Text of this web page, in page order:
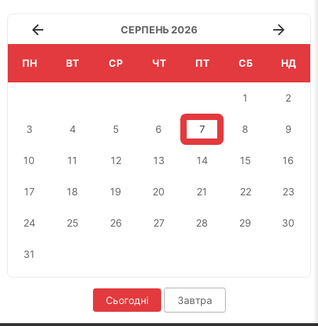
СЕРПЕНЬ 2026
ПН ВТ СР ЧТ ПТ СБ НД
1 2
3 4 5 6 7 8 9
10 11 12 13 14 15 16
17 18 19 20 21 22 23
24 25 26 27 28 29 30
31
Сьогодні Завтра